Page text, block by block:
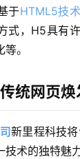
于HTML5技术
式，H5具有
。
统网页焕
新里程科技
术的独特魅力